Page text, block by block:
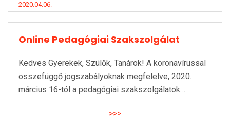
2020.04.06.
Online Pedagógiai Szakszolgálat
Kedves Gyerekek, Szülők, Tanárok! A koronavírussal
összefüggő jogszabályoknak megfelelve, 2020.
március 16-tól a pedagógiai szakszolgálatok…
>>>